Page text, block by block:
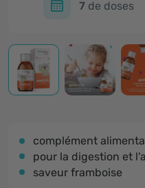
7 de doses
complément
pour la digestion et
saveur framboise